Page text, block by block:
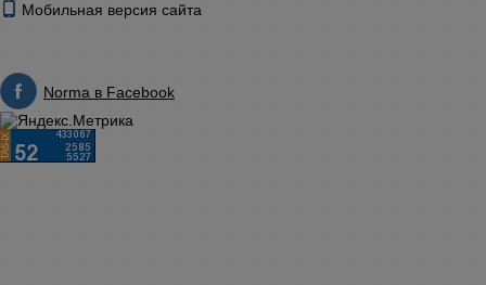
Мобильная версия сайта
Norma в Facebook